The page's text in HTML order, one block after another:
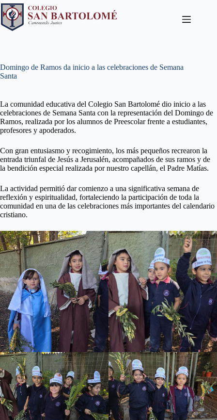
Domingo de Ramos da inicio a las celebraciones de Semana
Santa
La comunidad educativa del Colegio San Bartolomé dio inicio a las
celebraciones de Semana Santa con la representación del Domingo de
Ramos, realizada por los alumnos de Preescolar frente a estudiantes,
profesores y apoderados.
Con gran entusiasmo y recogimiento, los más pequeños recrearon la
entrada triunfal de Jesús a Jerusalén, acompañados de sus ramos y de
la bendición especial realizada por nuestro capellán, el Padre Matías.
La actividad permitió dar comienzo a una significativa semana de
reflexión y espiritualidad, fortaleciendo la participación de toda la
comunidad en una de las celebraciones más importantes del calendario
cristiano.